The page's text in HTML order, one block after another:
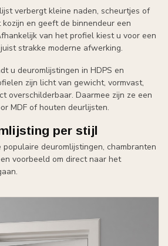
verbergt kleine naden, scheurtjes of
en geeft de binnendeur een
van het profiel kiest u voor een
strakke moderne afwerking.
u deuromlijstingen in HDPS en
zijn licht van gewicht, vormvast,
overschilderbaar. Daarmee zijn ze een
MDF of houten deurlijsten.
per stijl
deuromlijstingen, chambranten
voorbeeld om direct naar het